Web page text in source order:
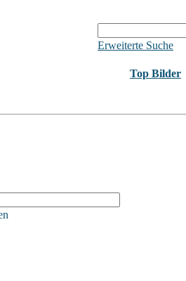
Erweiterte Suche
Top Bilder